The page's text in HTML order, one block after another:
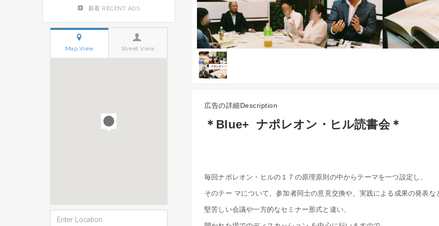
新着 RECENT ADS
Map View Street View
広告の詳細Description
＊Blue+ ナポレオン・ヒル読書会＊
毎回ナポレオン・ヒルの１７の原理原則の中からテーマを一つ設定し、
そのテー マについて、参加者同士の意見交換や、実践による成果の発表な
堅苦しい会議や一方的なセミナー形式と違い、